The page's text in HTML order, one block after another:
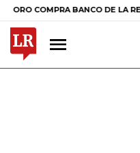
BANCO DE LA